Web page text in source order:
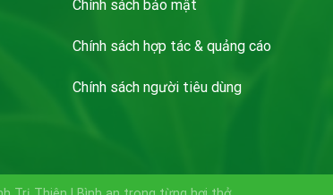
Chính sách bảo mật
Chính sách hợp tác & quảng cáo
Chính sách người tiêu dùng